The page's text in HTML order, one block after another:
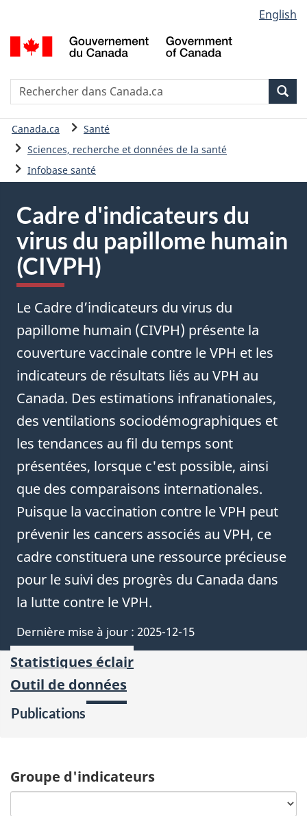
au
contenu
HTML
simplifiée
de
la
langue
English
of
Recherche
Vous
êtes
ici
:
Canada.ca
Santé
Sciences, recherche et données de la santé
Infobase santé
Cadre d'indicateurs du
virus du papillome humain
(CIVPH)
Le Cadre d’indicateurs du virus du
papillome humain (CIVPH) présente la
couverture vaccinale contre le VPH et les
indicateurs de résultats liés au VPH au
Canada. Des estimations infranationales,
des ventilations sociodémographiques et
les tendances au fil du temps sont
présentées, lorsque c'est possible, ainsi
que des comparaisons internationales.
Puisque la vaccination contre le VPH peut
prévenir les cancers associés au VPH, ce
cadre constituera une ressource précieuse
pour le suivi des progrès du Canada dans
la lutte contre le VPH.
Dernière mise à jour : 2025-12-15
Statistiques éclair
Outil de données
Publications
Groupe d'indicateurs